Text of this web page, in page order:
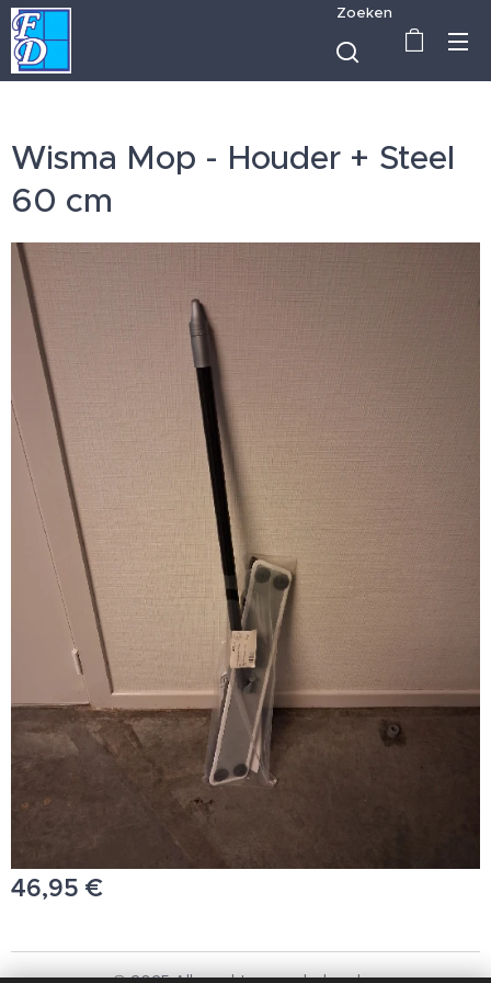
Zoeken
Wisma Mop - Houder + Steel
60 cm
46,95 €